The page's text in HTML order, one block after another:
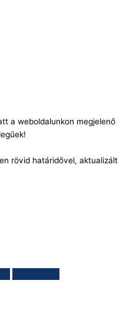
a weboldalunkon megjelenő
rövid határidővel, aktualizált